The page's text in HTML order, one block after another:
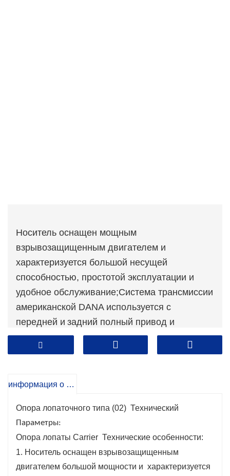
Носитель оснащен мощным
взрывозащищенным двигателем и
характеризуется большой несущей
способностью, простотой эксплуатации и
удобное обслуживание;Система трансмиссии
американской DANA используется с
передней и задний полный привод и
противоскользящий самоблокирующийся
дифференциал, а также Проходимость
рамы разъемного типа, что облегчает каркас
адаптируемость; Колесный тормоз с
принудительным охлаждением носителя
имеет хороший тормозной эффект. и высокая
безопасность.
информация о продукте
Опора лопаточного типа (02) Технический
Параметры:
Опора лопаты Carrier Технические особенности:
1. Носитель оснащен взрывозащищенным
двигателем большой мощности и характеризуется